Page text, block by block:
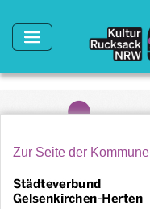
Zur Seite der Kommune